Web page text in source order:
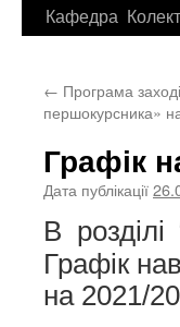
Кафедра
← Програма
першокурсника»
Графік
Дата публікації
В розділі
Графік
на 2021/